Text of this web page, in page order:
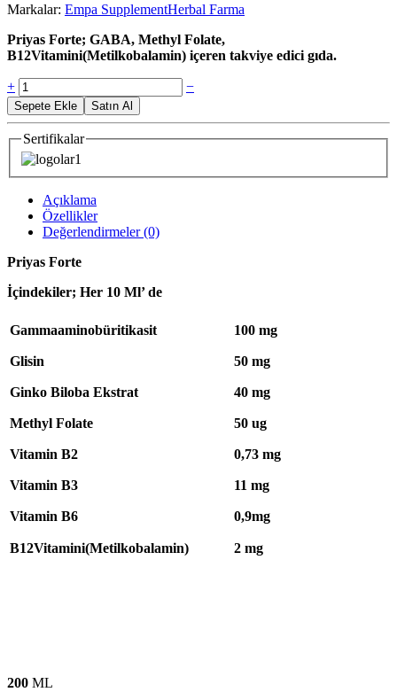
Markalar: Empa SupplementHerbal Farma
Priyas Forte; GABA, Methyl Folate,
B12Vitamini(Metilkobalamin) içeren takviye edici gıda.
Priyas
Forte
adet
+ −
Sepete Ekle Satın Al
Sertifikalar
Açıklama
Özellikler
Değerlendirmeler (0)
Priyas Forte
İçindekiler; Her 10 Ml’ de
Gammaaminobüritikasit 100 mg
Glisin 50 mg
Ginko Biloba Ekstrat 40 mg
Methyl Folate 50 ug
Vitamin B2 0,73 mg
Vitamin B3 11 mg
Vitamin B6 0,9mg
B12Vitamini(Metilkobalamin) 2 mg
200 ML